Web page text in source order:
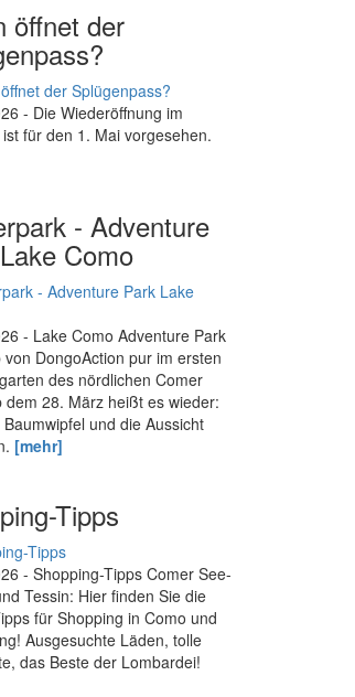
öffnet der
- Die Wiederöffnung im
für den 1. Mai vorgesehen.
- Adventure
Como
- Lake Como Adventure Park
DongoAction pur im ersten
des nördlichen Comer
dem 28. März heißt es wieder:
und die Aussicht
[mehr]
Tipps
- Shopping-Tipps Comer See-
Tessin: Hier finden Sie die
für Shopping in Como und
Ausgesuchte Läden, tolle
das Beste der Lombardei!